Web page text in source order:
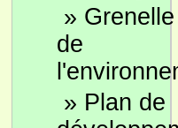
» Grenelle
de
» Plan de